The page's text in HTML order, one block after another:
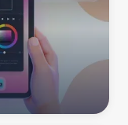
Klassen“